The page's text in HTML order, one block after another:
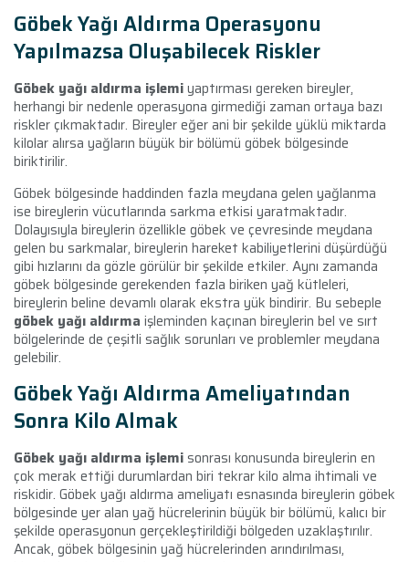
Göbek Yağı Aldırma Operasyonu
Yapılmazsa Oluşabilecek Riskler
Göbek yağı aldırma işlemiyaptırması gereken bireyler,
herhangi bir nedenle operasyona girmediği zaman ortaya bazı
riskler çıkmaktadır. Bireyler eğer ani bir şekilde yüklü miktarda
kilolar alırsa yağların büyük bir bölümü göbek bölgesinde
biriktirilir.
Göbek bölgesinde haddinden fazla meydana gelen yağlanma
ise bireylerin vücutlarında sarkma etkisi yaratmaktadır.
Dolayısıyla bireylerin özellikle göbek ve çevresinde meydana
gelen bu sarkmalar, bireylerin hareket kabiliyetlerini düşürdüğü
gibi hızlarını da gözle görülür bir şekilde etkiler. Aynı zamanda
göbek bölgesinde gerekenden fazla biriken yağ kütleleri,
bireylerin beline devamlı olarak ekstra yük bindirir. Bu sebeple
göbek yağı aldırma işleminden kaçınan bireylerin bel ve sırt
bölgelerinde de çeşitli sağlık sorunları ve problemler meydana
gelebilir.
Göbek Yağı Aldırma Ameliyatından
Sonra Kilo Almak
Göbek yağı aldırma işlemisonrası konusunda bireylerin en
çok merak ettiği durumlardan biri tekrar kilo alma ihtimali ve
riskidir. Göbek yağı aldırma ameliyatı esnasında bireylerin göbek
bölgesinde yer alan yağ hücrelerinin büyük bir bölümü, kalıcı bir
şekilde operasyonun gerçekleştirildiği bölgeden uzaklaştırılır.
Ancak, göbek bölgesinin yağ hücrelerinden arındırılması,